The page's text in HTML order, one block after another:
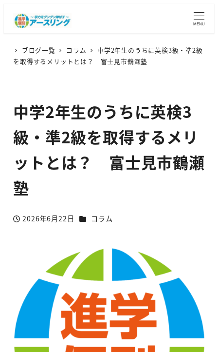
MENU
ブログ一覧 コラム
中学2年生のうちに英検3級・準2級
を取得するメリットとは？ 富士見市鶴瀬塾
中学2年生のうちに英検3
級・準2級を取得するメリ
ットとは？ 富士見市鶴瀬
塾
投稿日
2026年6月22日 カテゴリー
コラム